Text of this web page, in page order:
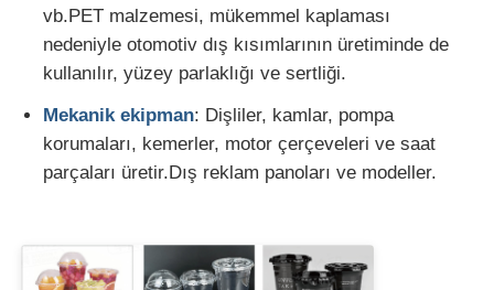
vb.PET malzemesi, mükemmel kaplaması
nedeniyle otomotiv dış kısımlarının üretiminde de
kullanılır, yüzey parlaklığı ve sertliği.
Mekanik ekipman: Dişliler, kamlar, pompa
korumaları, kemerler, motor çerçeveleri ve saat
parçaları üretir.Dış reklam panoları ve modeller.